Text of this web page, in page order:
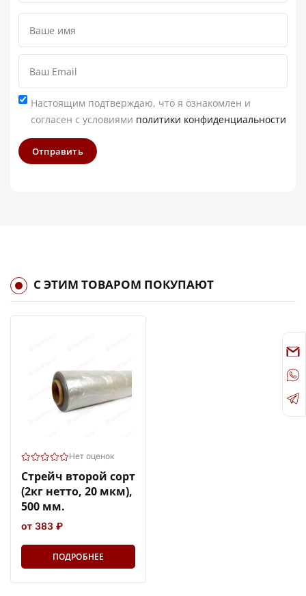
Настоящим подтверждаю, что я ознакомлен и
согласен с условиями политики конфиденциальности
Отправить
С ЭТИМ ТОВАРОМ ПОКУПАЮТ
Нет оценок
Стрейч второй сорт
(2кг нетто, 20 мкм),
500 мм.
от 383 ₽
ПОДРОБНЕЕ